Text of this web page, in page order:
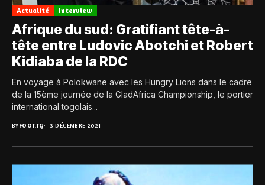
Actualité Interview
Afrique du sud: Gratifiant tête-à-
tête entre Ludovic Abotchi et Robert
Kidiaba de la RDC
En voyage à Polokwane avec les Hungry Lions dans le cadre
de la 15ème journée de la GladAfrica Championship, le portier
international togolais...
BYFOOT.TG 3 DÉCEMBRE 2021